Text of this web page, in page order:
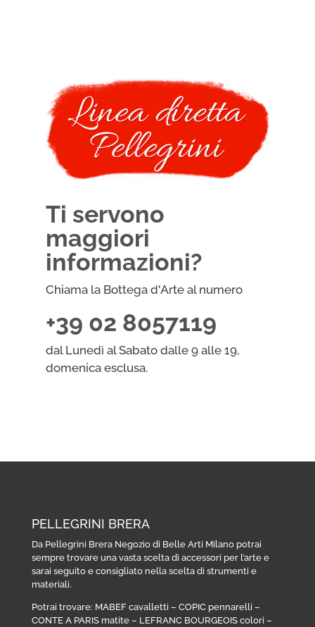
Ti servono
maggiori
informazioni?
Chiama la Bottega d'Arte al numero
+39 02 8057119
dal Lunedì al Sabato dalle 9 alle 19,
domenica esclusa.
PELLEGRINI BRERA
Da Pellegrini Brera Negozio di Belle Arti Milano potrai
sempre trovare una vasta scelta di accessori per l’arte e
sarai seguito e consigliato nella scelta di strumenti e
materiali.
Potrai trovare: MABEF cavalletti – COPIC pennarelli –
CONTE A PARIS matite– LEFRANC BOURGEOIS colori –